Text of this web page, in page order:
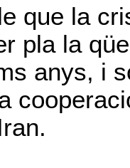
que la
pla la
anys, i